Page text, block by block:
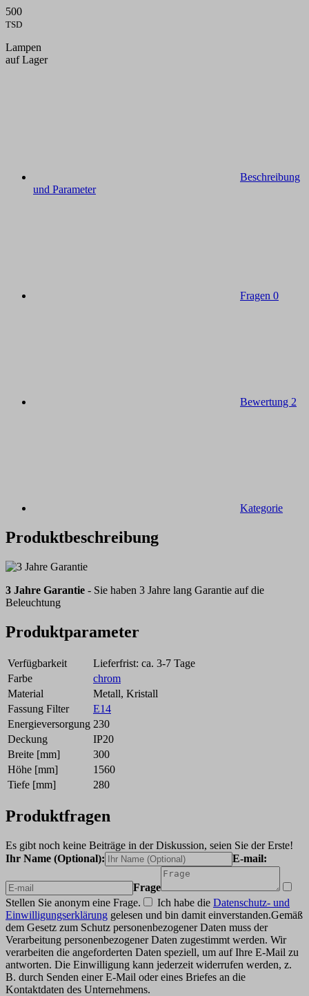
500
TSD
Lampen
auf Lager
Beschreibung
und Parameter
Fragen 0
Bewertung 2
Kategorie
Produktbeschreibung
3 Jahre Garantie - Sie haben 3 Jahre lang Garantie auf die
Beleuchtung
Produktparameter
Verfügbarkeit
Lieferfrist: ca. 3-7 Tage
Farbe
chrom
Material
Metall, Kristall
Fassung Filter
E14
Energieversorgung 230
Deckung
IP20
Breite [mm]
300
Höhe [mm]
1560
Tiefe [mm]
280
Produktfragen
Es gibt noch keine Beiträge in der Diskussion, seien Sie der Erste!
Ihr Name (Optional):
E-mail:
Frage
Stellen Sie anonym eine Frage.
Ich habe die Datenschutz- und
Einwilligungserklärung gelesen und bin damit einverstanden.Gemäß
dem Gesetz zum Schutz personenbezogener Daten muss der
Verarbeitung personenbezogener Daten zugestimmt werden. Wir
verarbeiten die angeforderten Daten speziell, um auf Ihre E-Mail zu
antworten. Die Einwilligung kann jederzeit widerrufen werden, z.
B. durch Senden einer E-Mail oder eines Briefes an die
Kontaktdaten des Unternehmens.